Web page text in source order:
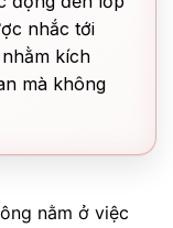
nhắc tới
kích
mà không
nằm ở việc